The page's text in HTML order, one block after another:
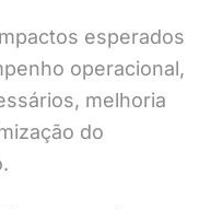
esperados
operacional,
melhoria
do